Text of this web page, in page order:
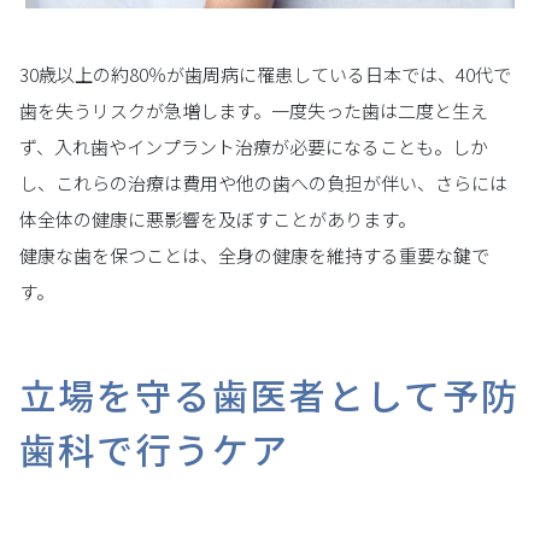
30歳以上の約80％が歯周病に罹患している日本では、40代で
歯を失うリスクが急増します。一度失った歯は二度と生え
ず、入れ歯やインプラント治療が必要になることも。しか
し、これらの治療は費用や他の歯への負担が伴い、さらには
体全体の健康に悪影響を及ぼすことがあります。
健康な歯を保つことは、全身の健康を維持する重要な鍵で
す。
立場を守る歯医者として予防
歯科で行うケア